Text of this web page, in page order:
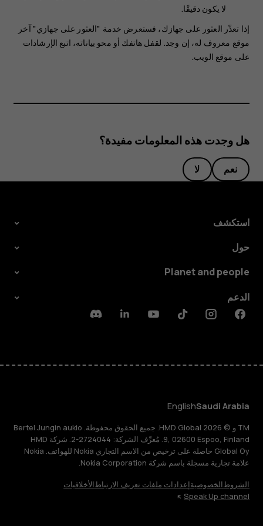
لا يكون دقيقًا.
إذا تعذّر العثور على جهازك، فستعرض خدمة "العثور على جهازي" آخر
موقع معروف له، إن وجد. لقفل هاتفك أو محو بياناته، اتبع الإرشادات
على موقع الويب.
هل وجدت هذه المعلومات مفيدة؟
نعم لا
استكشف
حول
Planet and people
الدعم
Facebook
Instagram
Tiktok
Youtube
Linkedin
Discord
Saudi Arabia
English
TM و © 2026 HMD Global. جميع الحقوق محفوظة. Bertel Jungin aukio
9, 02600 Espoo, Finland. مُعرِّف الشركة: 2724044-2. شركة HMD
Global Oy حاصلة على ترخيص من الاسم التجاري Nokia للهواتف. Nokia
علامة تجارية مسجلة باسم شركة Nokia Corporation.
الشروطالخصوصيةإعدادات ملفات تعريف الارتباطالأخلاقيات
Speak Up channel